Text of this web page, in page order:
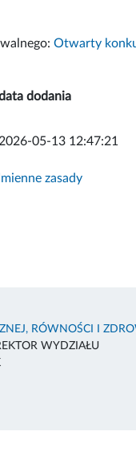
Otwarty
dodania
2026-05-13 12:47:21
zasady
RÓWNOŚCI I
WYDZIAŁU